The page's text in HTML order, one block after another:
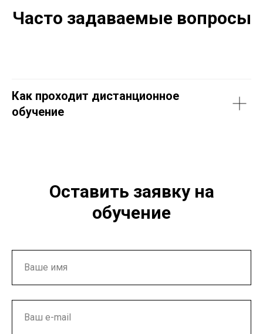
формате однозначно порекомендую.
Часто задаваемые вопросы
Как проходит дистанционное
обучение
Оставить заявку на
обучение